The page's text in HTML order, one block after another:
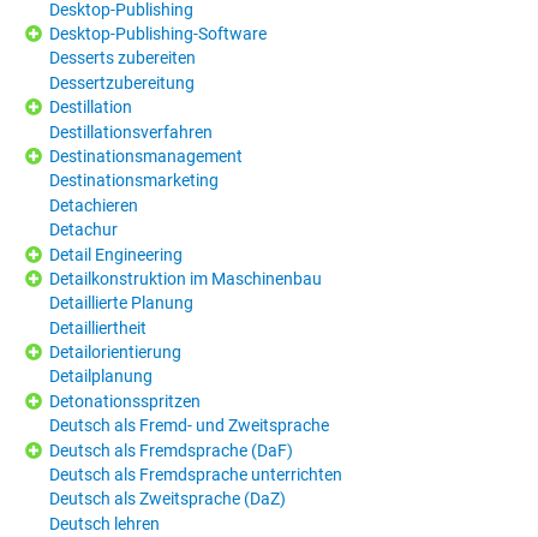
Desktop-Publishing
Desktop-Publishing-Software
Desserts zubereiten
Dessertzubereitung
Destillation
Destillationsverfahren
Destinationsmanagement
Destinationsmarketing
Detachieren
Detachur
Detail Engineering
Detailkonstruktion im Maschinenbau
Detaillierte Planung
Detailliertheit
Detailorientierung
Detailplanung
Detonationsspritzen
Deutsch als Fremd- und Zweitsprache
Deutsch als Fremdsprache (DaF)
Deutsch als Fremdsprache unterrichten
Deutsch als Zweitsprache (DaZ)
Deutsch lehren